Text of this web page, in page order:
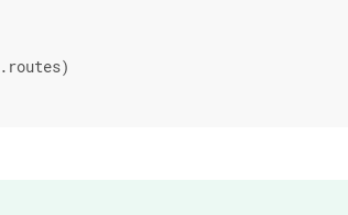
. routes)